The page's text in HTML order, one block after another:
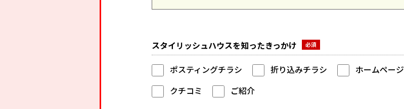
スタイリッシュハウスを知ったきっかけ
ポスティングチラシ 折り込みチラシ ホームページ
クチコミ
ご紹介